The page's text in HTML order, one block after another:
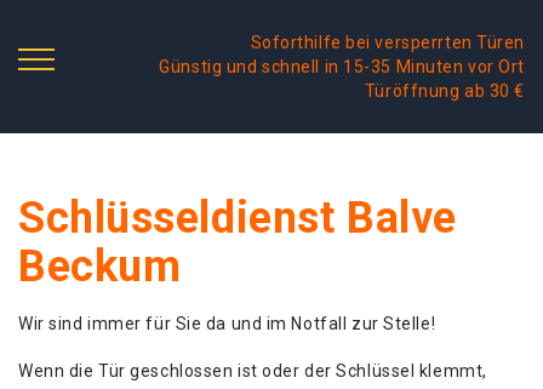
Soforthilfe bei versperrten Türen
Günstig und schnell in 15-35 Minuten vor Ort
Türöffnung ab 30 €
Schlüsseldienst Balve
Beckum
Wir sind immer für Sie da und im Notfall zur Stelle!
Wenn die Tür geschlossen ist oder der Schlüssel klemmt,